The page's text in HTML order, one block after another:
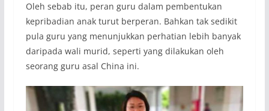
Oleh sebab itu, peran guru dalam pembentukan
kepribadian anak turut berperan. Bahkan tak sedikit
pula guru yang menunjukkan perhatian lebih banyak
daripada wali murid, seperti yang dilakukan oleh
seorang guru asal China ini.